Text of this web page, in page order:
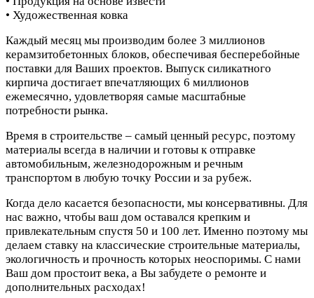
• Художественная ковка
Каждый месяц мы производим более 3 миллионов
керамзитобетонных блоков, обеспечивая бесперебойные
поставки для Ваших проектов. Выпуск силикатного
кирпича достигает впечатляющих 6 миллионов
ежемесячно, удовлетворяя самые масштабные
потребности рынка.
Время в строительстве – самый ценный ресурс, поэтому
материалы всегда в наличии и готовы к отправке
автомобильным, железнодорожным и речным
транспортом в любую точку России и за рубеж.
Когда дело касается безопасности, мы консервативны. Для
нас важно, чтобы ваш дом оставался крепким и
привлекательным спустя 50 и 100 лет. Именно поэтому мы
делаем ставку на классические строительные материалы,
экологичность и прочность которых неоспоримы. С нами
Ваш дом простоит века, а Вы забудете о ремонте и
дополнительных расходах!